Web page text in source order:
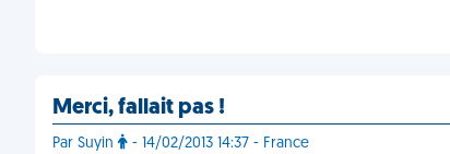
Merci, fallait pas !
Par Suyin - 14/02/2013 14:37 - France